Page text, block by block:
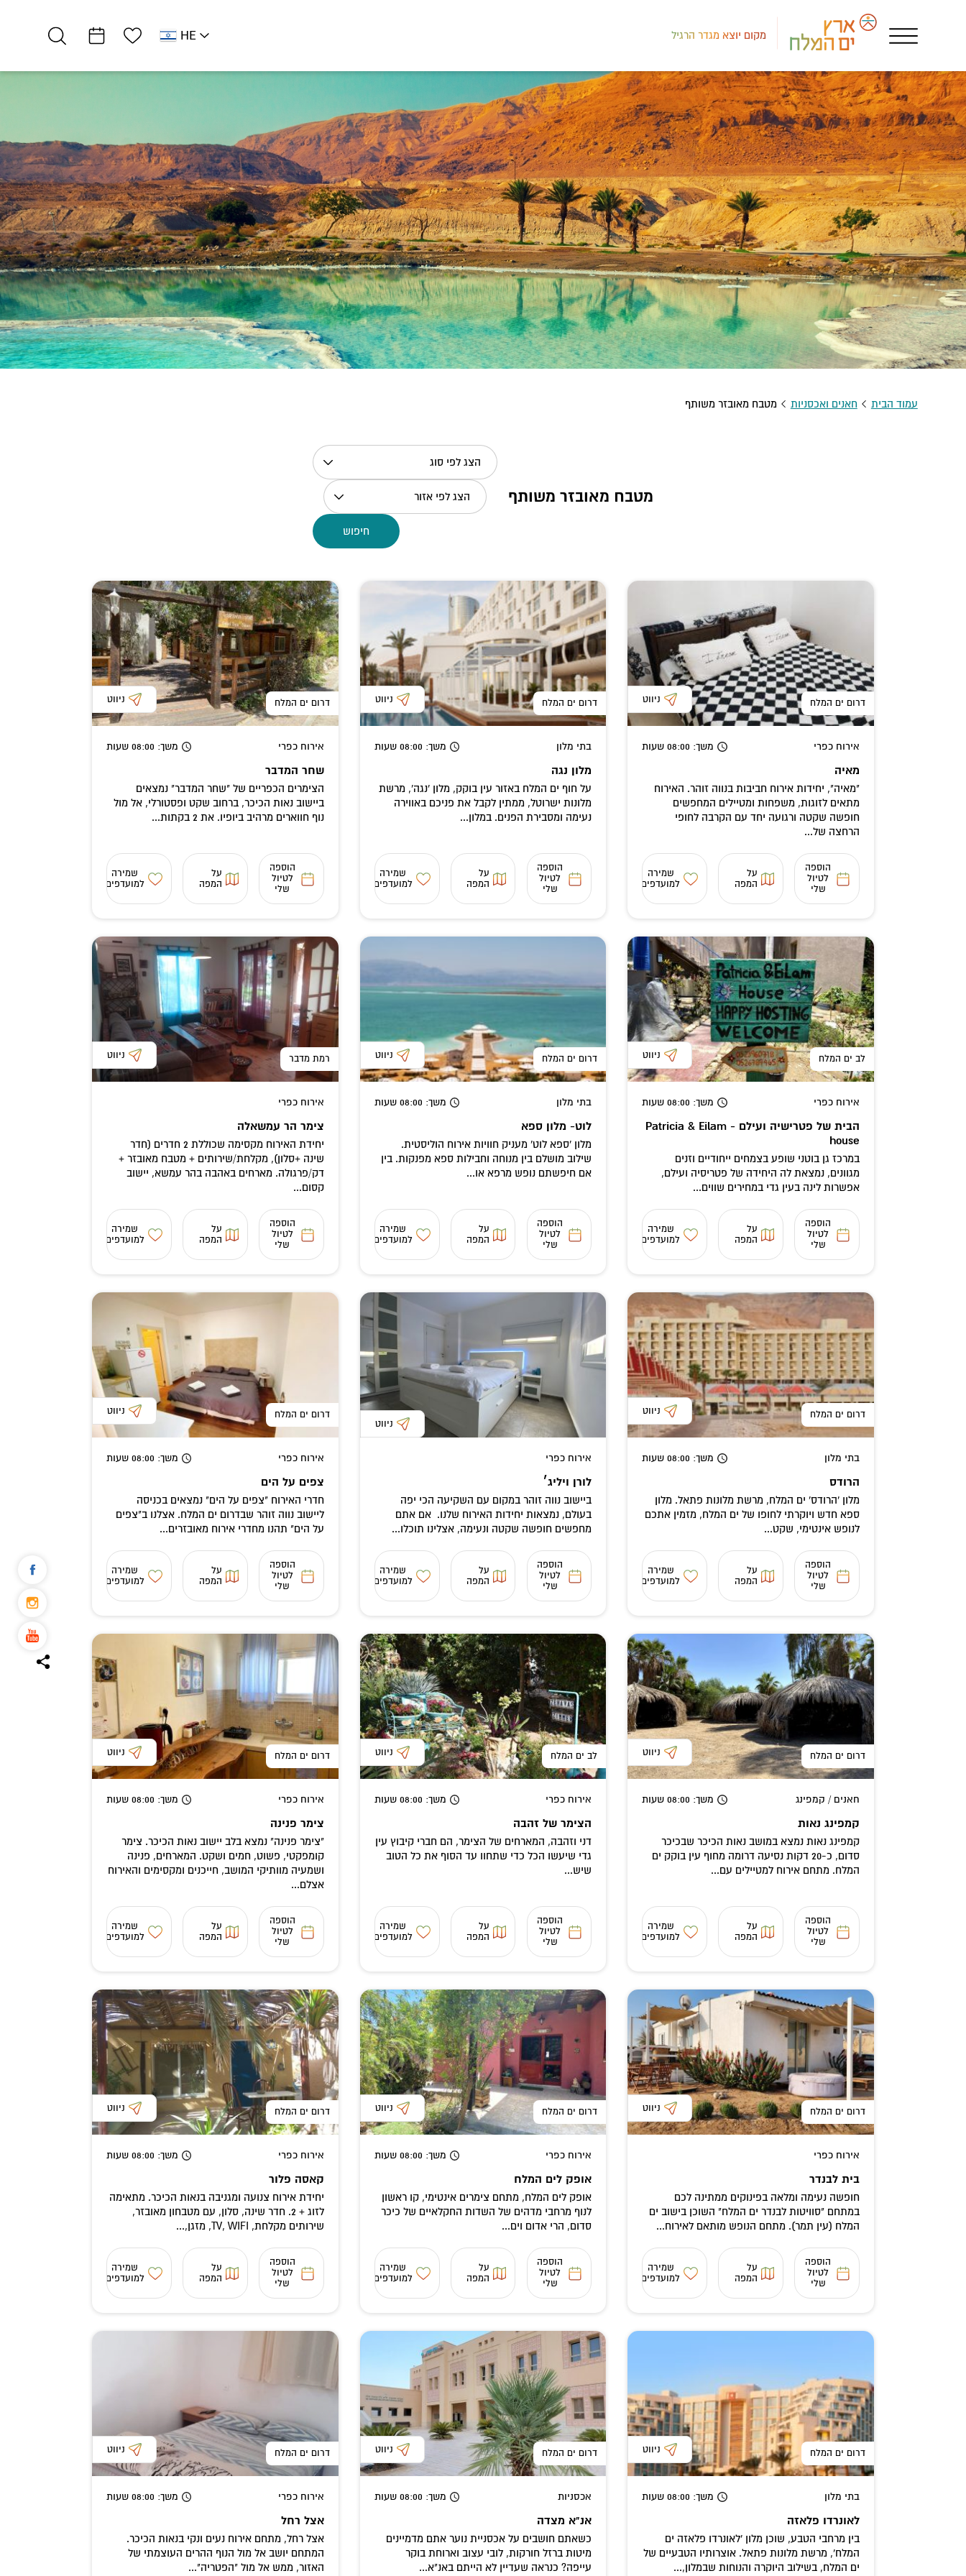
מקום יוצא מגדר הרגיל
HE
רשימת מועדפים
עמוד הבית חאנים ואכסניות מטבח מאובזר משותף
מטבח מאובזר משותף
הצג לפי סוג
הצג לפי אזור
חיפוש
דרום ים המלח ניווט
אירוח כפרי משך: 08:00 שעות
מאיה
"מאיה", יחידות אירוח חביבות בנווה זוהר. האירוח
מתאים לזוגות, משפחות ומטיילים המחפשים
חופשה שקטה ורגועה יחד עם הקרבה לחופי
הרחצה של...
הוספה
לטיול
שלי
על
המפה
שמירה
למועדפים
דרום ים המלח ניווט
בתי מלון משך: 08:00 שעות
מלון נגה
על חוף ים המלח באזור עין בוקק, מלון 'נגה', מרשת
מלונות ישרוטל, ממתין לקבל את פניכם באווירה
נעימה ומסבירת הפנים. במלון...
הוספה
לטיול
שלי
על
המפה
שמירה
למועדפים
דרום ים המלח ניווט
אירוח כפרי משך: 08:00 שעות
שחר המדבר
הצימרים הכפריים של "שחר המדבר" נמצאים
ביישוב נאות הכיכר, ברחוב שקט ופסטורלי, אל מול
נוף חווארים מרהיב ביופיו. את 2 בקתות...
הוספה
לטיול
שלי
על
המפה
שמירה
למועדפים
לב ים המלח ניווט
אירוח כפרי משך: 08:00 שעות
הבית של פטרישיה ועילם - Patricia & Eilam
house
במרכז גן בוטני שופע בצמחים ייחודיים וזנים
מגוונים, נמצאת לה היחידה של פטריסיה ועילם,
אפשרות לינה בעין גדי במחירים שווים...
הוספה
לטיול
שלי
על
המפה
שמירה
למועדפים
דרום ים המלח ניווט
בתי מלון משך: 08:00 שעות
לוט- מלון ספא
מלון 'ספא לוט' מעניק חוויות אירוח הוליסטית.
שילוב מושלם בין מנוחה וחבילות ספא מפנקות. בין
אם חיפשתם נופש מרפא או...
הוספה
לטיול
שלי
על
המפה
שמירה
למועדפים
רמת מדבר ניווט
אירוח כפרי
צימר הר עמשאלה
יחידת האירוח מקסימה שכוללת 2 חדרים (חדר
שינה +סלון), מקלחת/שירותים + מטבח מאובזר +
דק/פרגולה. מארחים באהבה בהר עמשא, יישוב
קסום...
הוספה
לטיול
שלי
על
המפה
שמירה
למועדפים
דרום ים המלח ניווט
בתי מלון משך: 08:00 שעות
הרודס
מלון 'הרודס' ים המלח, מרשת מלונות פתאל. מלון
ספא חדש ויוקרתי לחופו של ים המלח, מזמין אתכם
לנופש אינטימי, שקט...
הוספה
לטיול
שלי
על
המפה
שמירה
למועדפים
ניווט
אירוח כפרי
לורן ויליג׳
ביישוב נווה זוהר במקום עם השקיעה הכי יפה
בעולם, נמצאות יחידות האירוח שלנו. אם אתם
מחפשים חופשה שקטה ונעימה, אצלינו תוכלו...
הוספה
לטיול
שלי
על
המפה
שמירה
למועדפים
דרום ים המלח ניווט
אירוח כפרי משך: 08:00 שעות
צפים על הים
חדרי האירוח "צפים על הים" נמצאים בכניסה
ליישוב נווה זוהר שבדרום ים המלח. אצלנו ב"צפים
על הים" תהנו מחדרי אירוח מאובזרים...
הוספה
לטיול
שלי
על
המפה
שמירה
למועדפים
דרום ים המלח ניווט
חאנים / קמפינג משך: 08:00 שעות
קמפינג נאות
קמפינג נאות נמצא במושב נאות הכיכר שבכיכר
סדום, כ-20 דקות נסיעה דרומה מחוף עין בוקק ים
המלח. מתחם אירוח למטיילים עם...
הוספה
לטיול
שלי
על
המפה
שמירה
למועדפים
לב ים המלח ניווט
אירוח כפרי משך: 08:00 שעות
הצימר של זהבה
דני וזהבה, המארחים של הצימר, הם חברי קיבוץ עין
גדי שיעשו הכל כדי שתחוו עד הסוף את כל הטוב
שיש...
הוספה
לטיול
שלי
על
המפה
שמירה
למועדפים
דרום ים המלח ניווט
אירוח כפרי משך: 08:00 שעות
צימר פנינה
"צימר פנינה" נמצא בלב יישוב נאות הכיכר. צימר
קומפקטי, פשוט, חמים ושקט. המארחים, פנינה
ושמעיה מוותיקי המושב, חייכנים ומקסימים והאירוח
אצלם...
הוספה
לטיול
שלי
על
המפה
שמירה
למועדפים
דרום ים המלח ניווט
אירוח כפרי
בית לבנדר
חופשה נעימה ומלאה בפינוקים ממתינה לכם
במתחם "סוויטות לבנדר ים המלח" השוכן בישוב ים
המלח (עין תמר). מתחם הנופש מותאם לאירוח...
הוספה
לטיול
שלי
על
המפה
שמירה
למועדפים
דרום ים המלח ניווט
אירוח כפרי משך: 08:00 שעות
אופק לים המלח
אופק לים המלח, מתחם צימרים אינטימי, קו ראשון
לנוף מרחבי מדהים של השדות החקלאיים של כיכר
סדום, הרי אדום וים...
הוספה
לטיול
שלי
על
המפה
שמירה
למועדפים
דרום ים המלח ניווט
אירוח כפרי משך: 08:00 שעות
קאסה פלור
יחידת אירוח צנועה ומגניבה בנאות הכיכר. מתאימה
לזוג + 2. חדר שינה, סלון, עם מטבחון מאובזר,
שירותים מקלחת, TV, WIFI, מזגן,...
הוספה
לטיול
שלי
על
המפה
שמירה
למועדפים
דרום ים המלח ניווט
בתי מלון משך: 08:00 שעות
לאונרדו פלאזה
בין מרחבי הטבע, שוכן מלון 'לאונרדו פלאזה ים
המלח', מרשת מלונות פתאל. אוצרותיו הטבעיים של
ים המלח, בשילוב היוקרה והנוחות שבמלון,...
דרום ים המלח ניווט
אכסניות משך: 08:00 שעות
אנ"א מצדה
כשאתם חושבים על אכסניית נוער אתם מדמיינים
מיטות ברזל חורקות, לובי עצוב וארוחת בוקר
עייפה? כנראה שעדיין לא הייתם באנ"א...
דרום ים המלח ניווט
אירוח כפרי משך: 08:00 שעות
אצל רחל
אצל רחל, מתחם אירוח נעים ונקי בנאות הכיכר.
המתחם יושב אל מול הנוף ההרים העוצמתי של
האזור, ממש אל מול "הפטריה"...
אטרקציות וסדנאות
אסתי ברק –…